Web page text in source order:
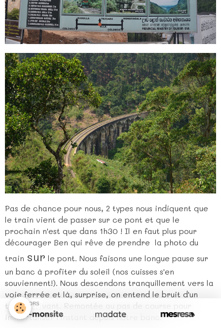
Pas de chance pour nous, 2 types nous indiquent que
le train vient de passer sur ce pont et que le
prochain n'est que dans 1h30 ! Il en faut plus pour
décourager Ben qui rêve de prendre la photo du
train sur le pont. Nous faisons une longue pause sur
un banc à profiter du soleil (nos cuisses s'en
souviennent!). Nous descendons tranquillement vers la
voie ferrée et là, surprise, on entend le bruit d'un
train arrivant. Remontée au pas de course pour
immortaliser l'instant depuis notre banc.
SPONSORS